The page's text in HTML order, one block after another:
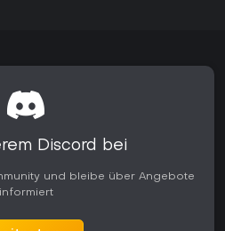
Discord bei
und bleibe über Angebote
informiert